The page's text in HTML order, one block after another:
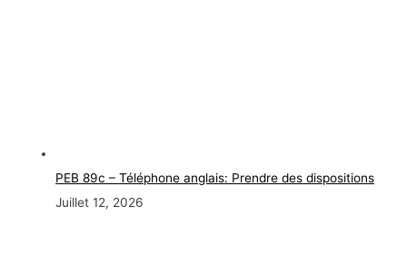
PEB 89c – Téléphone anglais: Prendre des dispositions
Juillet 12, 2026